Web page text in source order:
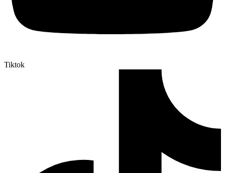
Tiktok